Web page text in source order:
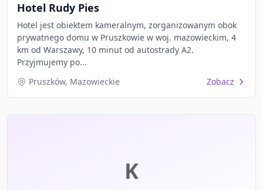
Hotel Rudy Pies
Hotel jest obiektem kameralnym, zorganizowanym obok
prywatnego domu w Pruszkowie w woj. mazowieckim, 4
km od Warszawy, 10 minut od autostrady A2.
Przyjmujemy po...
Pruszków, Mazowieckie
Zobacz
K